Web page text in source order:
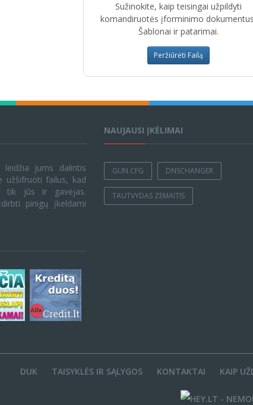
Sužinokite, kaip teisingai užpildyti
komandiruotės įforminimo
Šablonai ir patarimai.
Peržiūrėti Failą
leidžia jums dalintis
užšifruoti failus, kad
tik jūs ir gavėjas.
pinigų įkeldami
NAUJAUSI ĮKĖLIMAI
GUN.CFG DNSCHANGER
TAUTVYDAS ZEMAITIS
DUK TAISYKLĖS IR SĄLYGOS KONTAKTAI KAIP